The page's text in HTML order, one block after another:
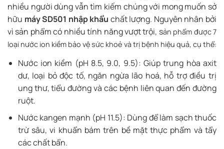
nhiều người dùng vẫn tìm kiếm chúng với mong muốn sở
hữu máy SD501 nhập khẩu chất lượng. Nguyên nhân bởi
vì sản phẩm có nhiều tính năng vượt trội, sản phẩm được 7
loại nước ion kiềm bảo vệ sức khoẻ và trị bệnh hiệu quả, cụ thể:
Nước ion kiềm (pH 8.5, 9.0, 9.5): Giúp trung hòa axit
dư, loại bỏ độc tố, ngăn ngừa lão hoá, hỗ trợ điều trị
ung thư, tiểu đường và các bệnh liên quan đến đường
ruột.
Nước kangen mạnh (pH 11.5): Dùng để làm sạch thuốc
trừ sâu, vi khuẩn bám trên bề mặt thực phẩm và tẩy
các chất bẩn.